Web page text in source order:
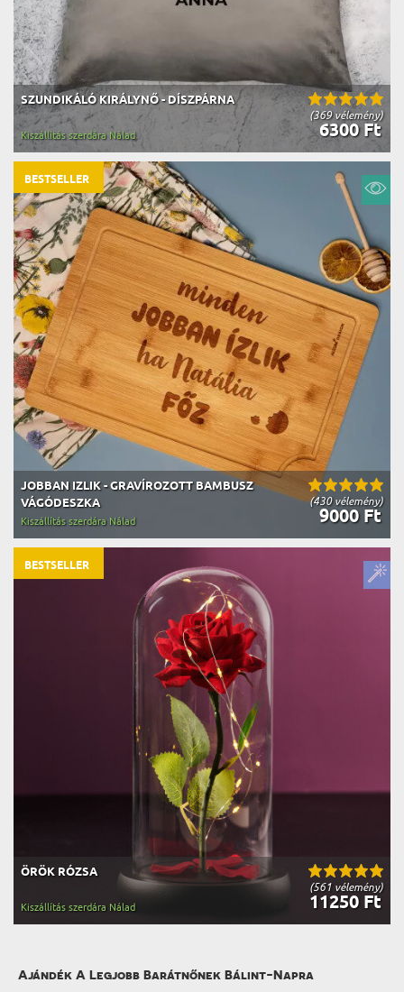
(369 vélemény)
SZUNDIKÁLÓ KIRÁLYNŐ - DÍSZPÁRNA
6300 Ft
Kiszállítás szerdára Nálad
(430 vélemény)
JOBBAN IZLIK - GRAVÍROZOTT BAMBUSZ
VÁGÓDESZKA
9000 Ft
Kiszállítás szerdára Nálad
BESTSELLER
(561 vélemény)
ÖRÖK RÓZSA
11250 Ft
Kiszállítás szerdára Nálad
BESTSELLER
Ajándék A Legjobb Barátnőnek Bálint-Napra